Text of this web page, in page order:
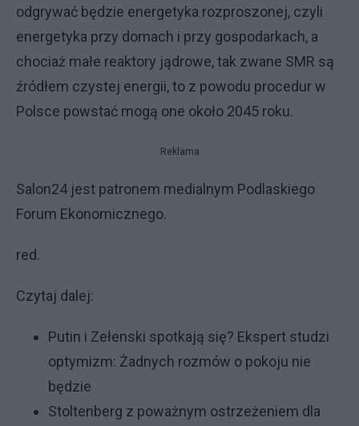
odgrywać będzie energetyka rozproszonej, czyli
energetyka przy domach i przy gospodarkach, a
chociaż małe reaktory jądrowe, tak zwane SMR są
źródłem czystej energii, to z powodu procedur w
Polsce powstać mogą one około 2045 roku.
Reklama
Salon24 jest patronem medialnym Podlaskiego
Forum Ekonomicznego.
red.
Czytaj dalej:
Putin i Zełenski spotkają się? Ekspert studzi
optymizm: Żadnych rozmów o pokoju nie
będzie
Stoltenberg z poważnym ostrzeżeniem dla